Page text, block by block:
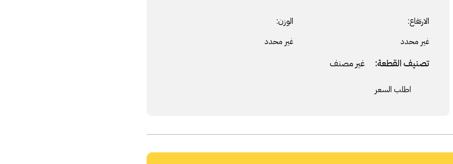
الارتفاع:
غير محدد
الوزن:
غير محدد
تصنيف القطعة: غير مصنف
اطلب السعر